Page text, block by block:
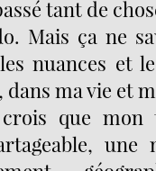
tant de
Mais ça ne
nuances et
ma vie et
que mon
une